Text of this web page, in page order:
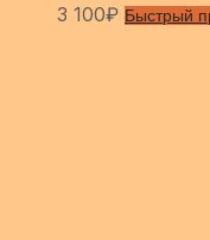
3 100₽ Быстрый